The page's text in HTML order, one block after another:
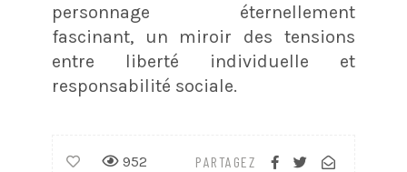
personnage éternellement
fascinant, un miroir des tensions
entre liberté individuelle et
responsabilité sociale.
PARTAGEZ
952